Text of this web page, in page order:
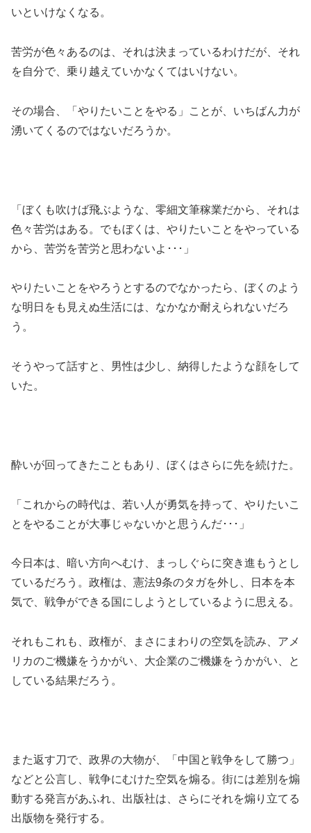
いといけなくなる。
苦労が色々あるのは、それは決まっているわけだが、それ
を自分で、乗り越えていかなくてはいけない。
その場合、「やりたいことをやる」ことが、いちばん力が
湧いてくるのではないだろうか。
「ぼくも吹けば飛ぶような、零細文筆稼業だから、それは
色々苦労はある。でもぼくは、やりたいことをやっている
から、苦労を苦労と思わないよ･･･」
やりたいことをやろうとするのでなかったら、ぼくのよう
な明日をも見えぬ生活には、なかなか耐えられないだろ
う。
そうやって話すと、男性は少し、納得したような顔をして
いた。
酔いが回ってきたこともあり、ぼくはさらに先を続けた。
「これからの時代は、若い人が勇気を持って、やりたいこ
とをやることが大事じゃないかと思うんだ･･･」
今日本は、暗い方向へむけ、まっしぐらに突き進もうとし
ているだろう。政権は、憲法9条のタガを外し、日本を本
気で、戦争ができる国にしようとしているように思える。
それもこれも、政権が、まさにまわりの空気を読み、アメ
リカのご機嫌をうかがい、大企業のご機嫌をうかがい、と
している結果だろう。
また返す刀で、政界の大物が、「中国と戦争をして勝つ」
などと公言し、戦争にむけた空気を煽る。街には差別を煽
動する発言があふれ、出版社は、さらにそれを煽り立てる
出版物を発行する。